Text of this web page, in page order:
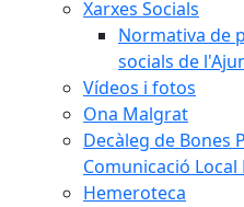
Xarxes Socials
Normativa de
socials de
Vídeos i fotos
Ona Malgrat
Decàleg de Bones
Comunicació Local
Hemeroteca